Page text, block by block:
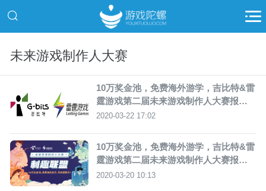
未来游戏制作人大赛
10万奖金池，免费海外游学，吉比特&雷
霆游戏第二届未来游戏制作人大赛报名
开启！
2020-03-22 17:02
10万奖金池，免费海外游学，吉比特&雷
霆游戏第二届未来游戏制作人大赛报名
开启！
2020-03-20 10:13